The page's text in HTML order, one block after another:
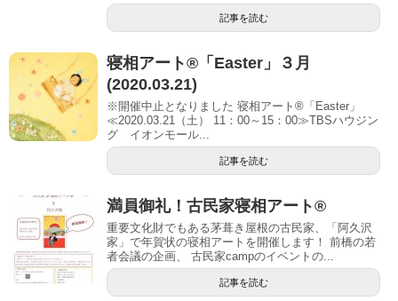
記事を読む
寝相アート®「Easter」３月
(2020.03.21)
※開催中止となりました 寝相アート®「Easter」
≪2020.03.21（土） 11：00～15：00≫TBSハウジン
グ イオンモール...
記事を読む
満員御礼！古民家寝相アート®︎
重要文化財でもある茅葺き屋根の古民家、「阿久沢
家」で年賀状の寝相アートを開催します！ 前橋の若
者会議の企画、 古民家campのイベントの...
記事を読む